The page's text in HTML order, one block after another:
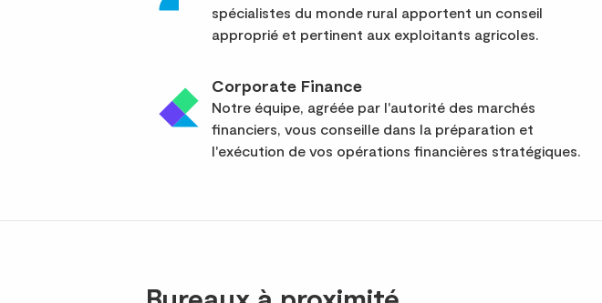
spécialistes du monde rural apportent un conseil
approprié et pertinent aux exploitants agricoles.
Corporate Finance
Notre équipe, agréée par l'autorité des marchés
financiers, vous conseille dans la préparation et
l'exécution de vos opérations financières stratégiques.